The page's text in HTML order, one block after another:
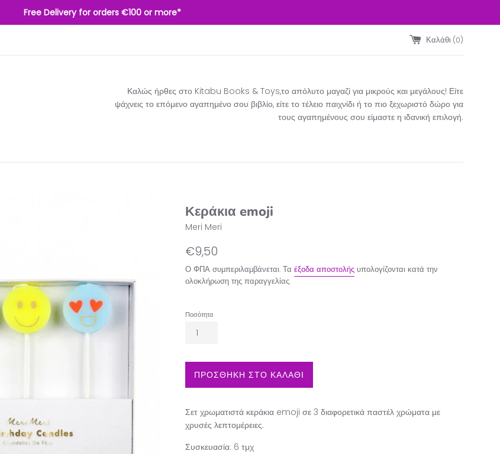
Free Delivery for orders €100 or more*
Καλάθι (0)
Καλώς ήρθες στο Kitabu Books & Toys,το απόλυτο μαγαζί για μικρούς και μεγάλους! Είτε
ψάχνεις το επόμενο αγαπημένο σου βιβλίο, είτε το τέλειο παιχνίδι ή το πιο ξεχωριστό δώρο για
τους αγαπημένους σου είμαστε η ιδανική επιλογή.​
Κεράκια emoji
Meri Meri
Κανονική
€9,50
Ο ΦΠΑ συμπεριλαμβάνεται. Τα έξοδα αποστολής υπολογίζονται κατά την
ολοκλήρωση της παραγγελίας.
Ποσότητα
ΠΡΟΣΘΗΚΗ ΣΤΟ ΚΑΛΑΘΙ
Σετ χρωματιστά κεράκια emoji σε 3 διαφορετικά παστέλ χρώματα με
χρυσές λεπτομέρειες.
Συσκευασία: 6 τμχ